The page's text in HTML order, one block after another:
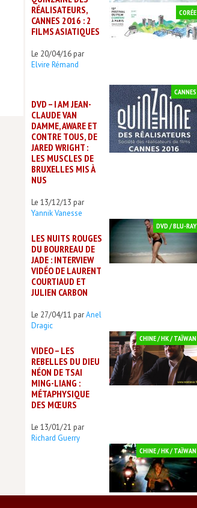
CORÉE
RÉALISATEURS,
CANNES 2016 : 2
FILMS ASIATIQUES
Le 20/04/16 par
Elvire Rémand
CANNES
DVD – I AM JEAN-
CLAUDE VAN
DAMME, AWARE ET
CONTRE TOUS, DE
JARED WRIGHT :
LES MUSCLES DE
BRUXELLES MIS À
NUS
Le 13/12/13 par
Yannik Vanesse
DVD / BLU-RAY
LES NUITS ROUGES
DU BOURREAU DE
JADE : INTERVIEW
VIDÉO DE LAURENT
COURTIAUD ET
JULIEN CARBON
Le 27/04/11 parAnel
Dragic
CHINE / HK / TAÏWAN
VIDEO – LES
REBELLES DU DIEU
NÉON DE TSAI
MING-LIANG :
MÉTAPHYSIQUE
DES MŒURS
Le 13/01/21 par
Richard Guerry
CHINE / HK / TAÏWAN